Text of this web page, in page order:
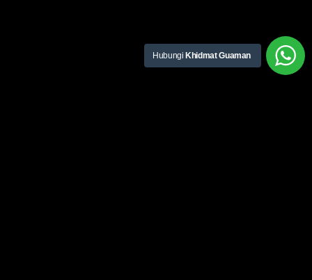
Hubungi Khidmat Guaman